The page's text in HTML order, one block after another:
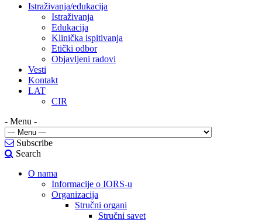
Istraživanja/edukacija
Istraživanja
Edukacija
Klinička ispitivanja
Etički odbor
Objavljeni radovi
Vesti
Kontakt
LAT
CIR
- Menu -
Subscribe
Search
O nama
Informacije o IORS-u
Organizacija
Stručni organi
Stručni savet